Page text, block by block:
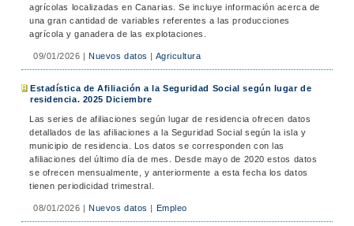
agrícolas localizadas en Canarias. Se incluye información acerca de
una gran cantidad de variables referentes a las producciones
agrícola y ganadera de las explotaciones.
09/01/2026 |Nuevos datos | Agricultura
Estadística de Afiliación a la Seguridad Social según lugar de
residencia. 2025 Diciembre
Las series de afiliaciones según lugar de residencia ofrecen datos
detallados de las afiliaciones a la Seguridad Social según la isla y
municipio de residencia. Los datos se corresponden con las
afiliaciones del último día de mes. Desde mayo de 2020 estos datos
se ofrecen mensualmente, y anteriormente a esta fecha los datos
tienen periodicidad trimestral.
08/01/2026 |Nuevos datos | Empleo